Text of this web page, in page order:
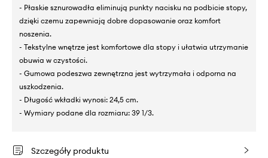
- Płaskie sznurowadła eliminują punkty nacisku na podbicie stopy,
dzięki czemu zapewniają dobre dopasowanie oraz komfort
noszenia.
- Tekstylne wnętrze jest komfortowe dla stopy i ułatwia utrzymanie
obuwia w czystości.
- Gumowa podeszwa zewnętrzna jest wytrzymała i odporna na
uszkodzenia.
- Długość wkładki wynosi: 24,5 cm.
- Wymiary podane dla rozmiaru: 39 1/3.
Szczegóły produktu